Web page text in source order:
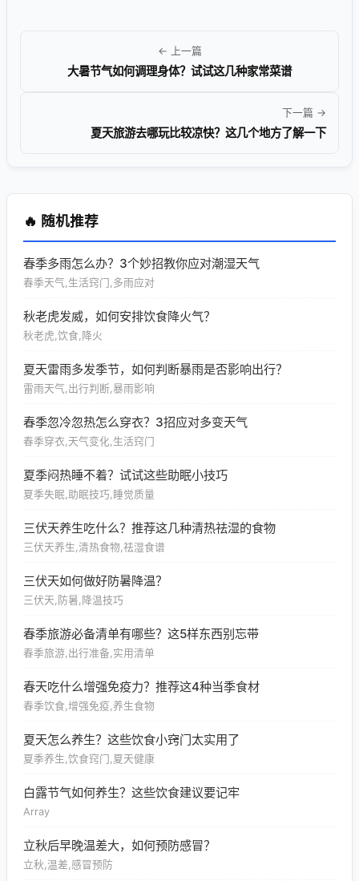
← 上一篇
大暑节气如何调理身体？试试这几种家常菜谱
下一篇 →
夏天旅游去哪玩比较凉快？这几个地方了解一下
🔥 随机推荐
春季多雨怎么办？3个妙招教你应对潮湿天气
春季天气,生活窍门,多雨应对
秋老虎发威，如何安排饮食降火气？
秋老虎,饮食,降火
夏天雷雨多发季节，如何判断暴雨是否影响出行？
雷雨天气,出行判断,暴雨影响
春季忽冷忽热怎么穿衣？3招应对多变天气
春季穿衣,天气变化,生活窍门
夏季闷热睡不着？试试这些助眠小技巧
夏季失眠,助眠技巧,睡觉质量
三伏天养生吃什么？推荐这几种清热祛湿的食物
三伏天养生,清热食物,祛湿食谱
三伏天如何做好防暑降温？
三伏天,防暑,降温技巧
春季旅游必备清单有哪些？这5样东西别忘带
春季旅游,出行准备,实用清单
春天吃什么增强免疫力？推荐这4种当季食材
春季饮食,增强免疫,养生食物
夏天怎么养生？这些饮食小窍门太实用了
夏季养生,饮食窍门,夏天健康
白露节气如何养生？这些饮食建议要记牢
Array
立秋后早晚温差大，如何预防感冒？
立秋,温差,感冒预防